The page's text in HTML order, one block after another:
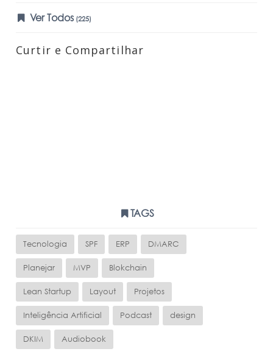
Ver Todos (225)
Curtir e Compartilhar
TAGS
Tecnologia SPF ERP DMARC
Planejar MVP Blokchain
Lean Startup Layout Projetos
Inteligência Artificial Podcast design
DKIM Audiobook